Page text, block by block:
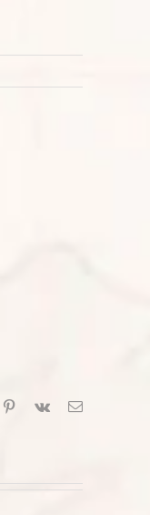
Pinterest
Vk
Correo